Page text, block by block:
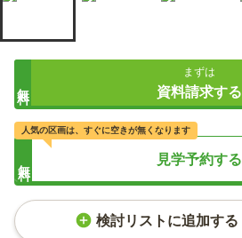
まずは
資料請求する
見学予約する
人気の区画は、すぐに空きが無くなります
検討リストに追加する